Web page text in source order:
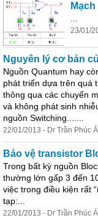
Mạch
23/01/
Nguyên lý cơ bản
Nguồn Quantum hay
phát triển dựa trên quá
thông qua các chuyển
và không phát sinh
nguồn Switching.......
22/01/2013 - Dr Trần Phúc
Bảo vệ transistor
Trong bất kỳ nguồn
thường lớn gấp 3 đến
việc trong điều kiện rất
tạp:...
22/01/2013 - Dr Trần Phúc